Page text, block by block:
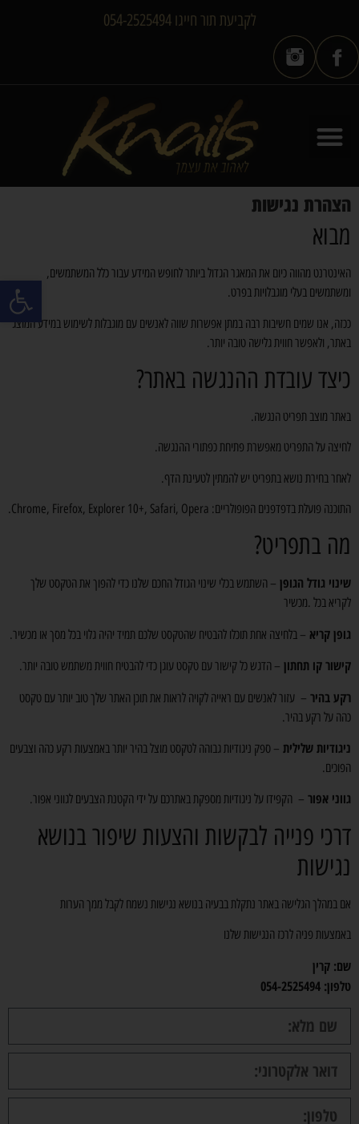
פתח
לקביעת תור חייגו 054-2525494
הצהרת נגישות
מבוא
האינטרנט מהווה כיום את המאגר הגדול ביותר לחופש המידע עבור כלל המשתמשים,
ומשתמשים בעלי מוגבלויות בפרט.
ככזה, אנו שמים חשיבות רבה במתן אפשרות שווה לאנשים עם מוגבלות לשימוש במידע המוצג
באתר, ולאפשר חווית גלישה טובה יותר.
כיצד עובדת ההנגשה באתר?
באתר מוצב תפריט הנגשה.
לחיצה על התפריט מאפשרת פתיחת כפתורי ההנגשה.
לאחר בחירת נושא בתפריט יש להמתין לטעינת הדף.
התוכנה פועלת בדפדפנים הפופולריים: Chrome, Firefox, Explorer 10+, Safari, Opera.
מה בתפריט?
שינוי גודל הגופן – השתמש בכלי שינוי הגודל החכם שלנו כדי להפוך את הטקסט שלך
לקריא בכל .מכשיר
גופן קריא – בלחיצה אחת תוכלו להבטיח שהטקסט שלכם תמיד יהיה גלוי בכל מסך או מכשיר.
קישור קו תחתון – הדגש כל קישור עם טקסט עוגן כדי להבטיח חווית משתמש טובה יותר.
רקע בהיר – עזור לאנשים עם ראייה לקויה לראות את תוכן האתר שלך טוב יותר עם טקסט
כהה על רקע בהיר.
ניגודיות שלילית – ספק ניגודיות גבוהה לטקסט מוצל בהיר יותר באמצעות רקע כהה וצבעים
הפוכים.
גווני אפור – הקפידו על ניגודיות מספקת באתרכם על ידי הקטנת הצבעים לגווני אפור.
דרכי פנייה לבקשות והצעות שיפור בנושא
נגישות
אם במהלך הגלישה באתר נתקלת בבעיה בנושא נגישות נשמח לקבל ממך הערות
באמצעות פניה לרכז הנגישות שלנו
שם: קרין
טלפון: ‎054-2525494